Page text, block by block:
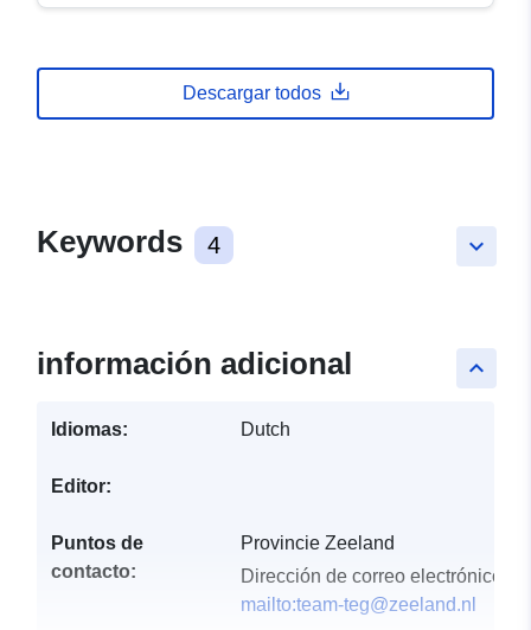
Descargar todos
keyboard_arrow_down
Keywords 4
keyboard_arrow_up
información adicional
Idiomas: Dutch
Editor:
Puntos de
contacto:
Provincie Zeeland
Dirección de correo electrónico:
mailto:team-teg@zeeland.nl